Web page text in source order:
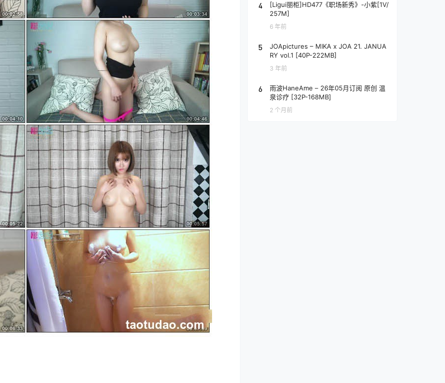
4
[Ligui丽柜]HD477《职场新秀》-小紫[1V/
257M]
6 年前
5
JOApictures – MIKA x JOA 21. JANUA
RY vol.1 [40P-222MB]
3 年前
6
雨波HaneAme – 26年05月订阅 原创 温
泉诊疗 [32P-168MB]
2 个月前